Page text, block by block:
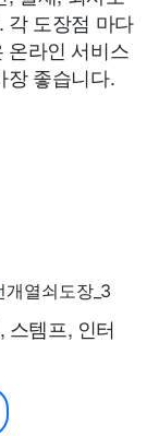
각 도장점 마다
온라인 서비스
장 좋습니다.
스템프, 인터